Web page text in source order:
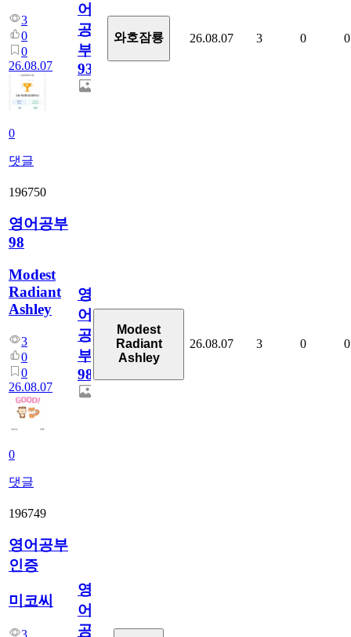
3
0
0
26.08.07
0
댓글
어
공
부
930
와호잠룡 26.08.07 3 0 0
196750
영어공부
98
Modest
Radiant
Ashley
3
0
0
26.08.07
0
댓글
영
어
공
부
98
Modest
Radiant
Ashley
26.08.07 3 0 0
196749
영어공부
인증
미코씨
3
영
어
공